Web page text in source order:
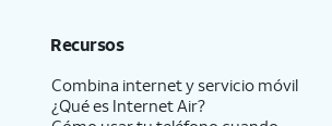
Recursos
Combina internet y servicio móvil
¿Qué es Internet Air?